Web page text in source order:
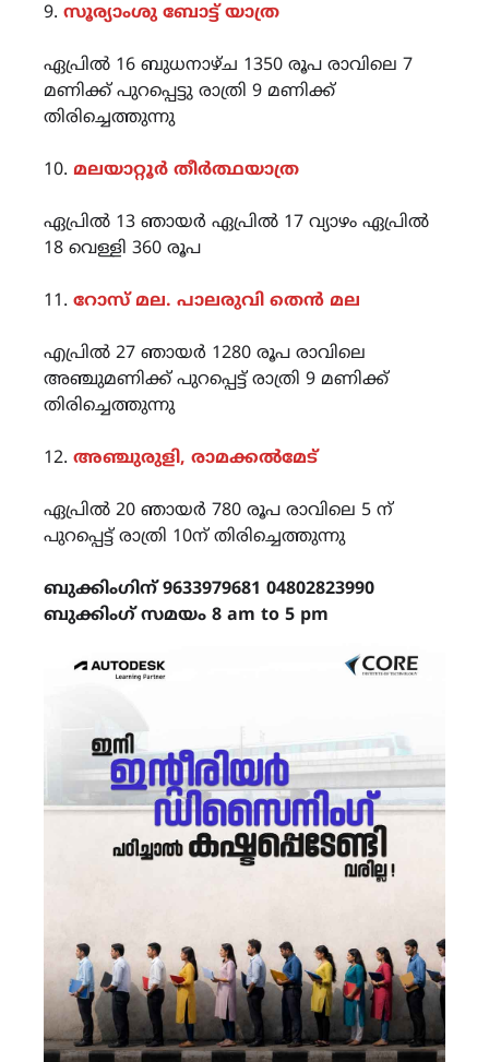
9. സൂര്യാംശു ബോട്ട് യാത്ര
ഏപ്രിൽ 16 ബുധനാഴ്ച 1350 രൂപ രാവിലെ 7
മണിക്ക് പുറപ്പെട്ടു രാത്രി 9 മണിക്ക്
തിരിച്ചെത്തുന്നു
10. മലയാറ്റൂർ തീർത്ഥയാത്ര
ഏപ്രിൽ 13 ഞായർ ഏപ്രിൽ 17 വ്യാഴം ഏപ്രിൽ
18 വെള്ളി 360 രൂപ
11. റോസ് മല. പാലരുവി തെൻ മല
എപ്രിൽ 27 ഞായർ 1280 രൂപ രാവിലെ
അഞ്ചുമണിക്ക് പുറപ്പെട്ട് രാത്രി 9 മണിക്ക്
തിരിച്ചെത്തുന്നു
12. അഞ്ചുരുളി, രാമക്കൽമേട്
ഏപ്രിൽ 20 ഞായർ 780 രൂപ രാവിലെ 5 ന്
പുറപ്പെട്ട് രാത്രി 10ന് തിരിച്ചെത്തുന്നു
ബുക്കിംഗിന് 9633979681 04802823990
ബുക്കിംഗ് സമയം 8 am to 5 pm